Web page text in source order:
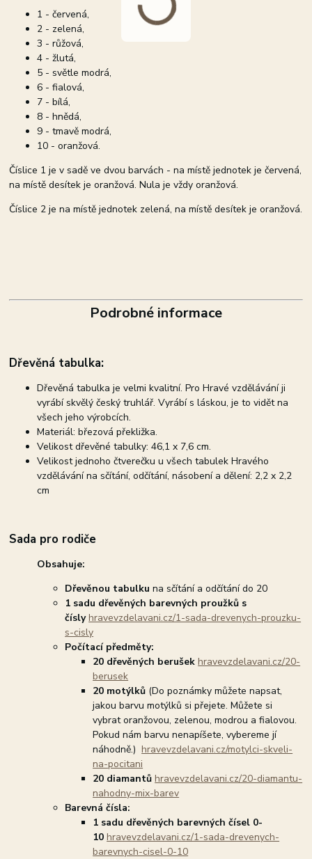
1 - červená,
2 - zelená,
3 - růžová,
4 - žlutá,
5 - světle modrá,
6 - fialová,
7 - bílá,
8 - hnědá,
9 - tmavě modrá,
10 - oranžová.
Číslice 1 je v sadě ve dvou barvách - na místě jednotek je červená,
na místě desítek je oranžová. Nula je vždy oranžová.
Číslice 2 je na místě jednotek zelená, na místě desítek je oranžová.
Podrobné informace
Dřevěná tabulka:
Dřevěná tabulka je velmi kvalitní. Pro Hravé vzdělávání ji
vyrábí skvělý český truhlář. Vyrábí s láskou, je to vidět na
všech jeho výrobcích.
Materiál: březová překližka.
Velikost dřevěné tabulky: 46,1 x 7,6 cm.
Velikost jednoho čtverečku u všech tabulek Hravého
vzdělávání na sčítání, odčítání, násobení a dělení: 2,2 x 2,2
cm
Sada pro rodiče
Obsahuje:
Dřevěnou tabulku na sčítání a odčítání do 20
1 sadu dřevěných barevných proužků s
čísly hravevzdelavani.cz/1-sada-drevenych-prouzku-
s-cisly
Počítací předměty:
20 dřevěných berušekhravevzdelavani.cz/20-
berusek
20 motýlků (Do poznámky můžete napsat,
jakou barvu motýlků si přejete. Můžete si
vybrat oranžovou, zelenou, modrou a fialovou.
Pokud nám barvu nenapíšete, vybereme jí
náhodně.)hravevzdelavani.cz/motylci-skveli-
na-pocitani
20 diamantůhravevzdelavani.cz/20-diamantu-
nahodny-mix-barev
Barevná čísla:
1 sadu dřevěných barevných čísel 0-
10 hravevzdelavani.cz/1-sada-drevenych-
barevnych-cisel-0-10